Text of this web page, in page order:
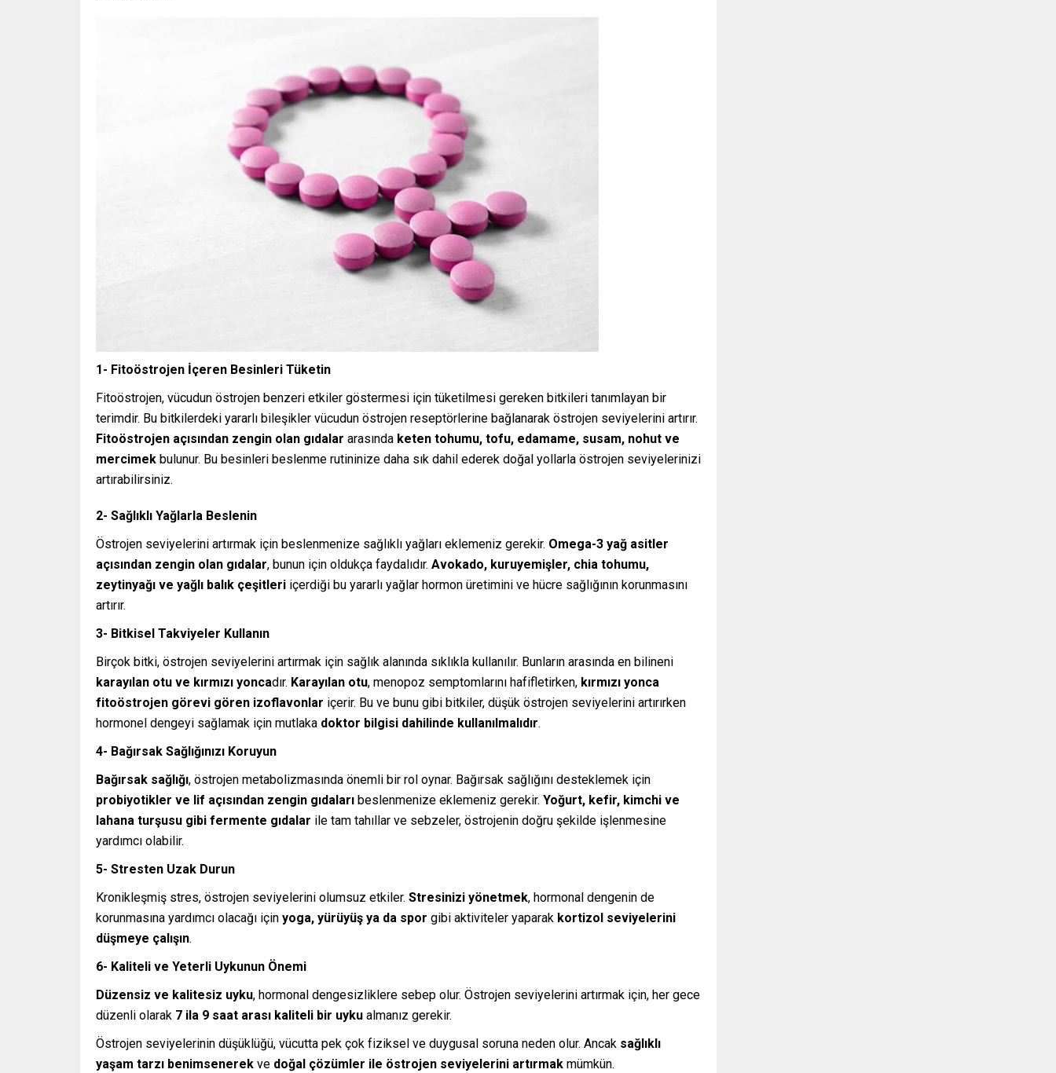
1- Fitoöstrojen İçeren Besinleri Tüketin
Fitoöstrojen, vücudun östrojen benzeri etkiler göstermesi için tüketilmesi gereken bitkileri tanımlayan bir
terimdir. Bu bitkilerdeki yararlı bileşikler vücudun östrojen reseptörlerine bağlanarak östrojen seviyelerini artırır.
Fitoöstrojen açısından zengin olan gıdalar arasında keten tohumu, tofu, edamame, susam, nohut ve
mercimek bulunur. Bu besinleri beslenme rutininize daha sık dahil ederek doğal yollarla östrojen seviyelerinizi
artırabilirsiniz.
2- Sağlıklı Yağlarla Beslenin
Östrojen seviyelerini artırmak için beslenmenize sağlıklı yağları eklemeniz gerekir. Omega-3 yağ asitler
açısından zengin olan gıdalar, bunun için oldukça faydalıdır. Avokado, kuruyemişler, chia tohumu,
zeytinyağı ve yağlı balık çeşitleri içerdiği bu yararlı yağlar hormon üretimini ve hücre sağlığının korunmasını
artırır.
3- Bitkisel Takviyeler Kullanın
Birçok bitki, östrojen seviyelerini artırmak için sağlık alanında sıklıkla kullanılır. Bunların arasında en bilineni
karayılan otu ve kırmızı yoncadır. Karayılan otu, menopoz semptomlarını hafifletirken, kırmızı yonca
fitoöstrojen görevi gören izoflavonlar içerir. Bu ve bunu gibi bitkiler, düşük östrojen seviyelerini artırırken
hormonel dengeyi sağlamak için mutlaka doktor bilgisi dahilinde kullanılmalıdır.
4- Bağırsak Sağlığınızı Koruyun
Bağırsak sağlığı, östrojen metabolizmasında önemli bir rol oynar. Bağırsak sağlığını desteklemek için
probiyotikler ve lif açısından zengin gıdaları beslenmenize eklemeniz gerekir. Yoğurt, kefir, kimchi ve
lahana turşusu gibi fermente gıdalar ile tam tahıllar ve sebzeler, östrojenin doğru şekilde işlenmesine
yardımcı olabilir.
5- Stresten Uzak Durun
Kronikleşmiş stres, östrojen seviyelerini olumsuz etkiler. Stresinizi yönetmek, hormonal dengenin de
korunmasına yardımcı olacağı için yoga, yürüyüş ya da spor gibi aktiviteler yaparak kortizol seviyelerini
düşmeye çalışın.
6- Kaliteli ve Yeterli Uykunun Önemi
Düzensiz ve kalitesiz uyku, hormonal dengesizliklere sebep olur. Östrojen seviyelerini artırmak için, her gece
düzenli olarak 7 ila 9 saat arası kaliteli bir uyku almanız gerekir.
Östrojen seviyelerinin düşüklüğü, vücutta pek çok fiziksel ve duygusal soruna neden olur. Ancak sağlıklı
yaşam tarzı benimsenerek ve doğal çözümler ile östrojen seviyelerini artırmak mümkün.